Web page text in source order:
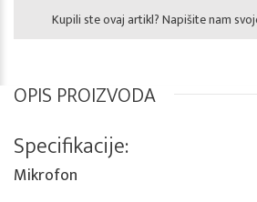
Kupili ste ovaj artikl? Napišite nam
OPIS PROIZVODA
Specifikacije:
Mikrofon